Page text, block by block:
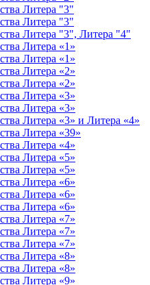
Литера "3"
Литера "3"
Литера "3", Литера "4"
Литера «1»
Литера «1»
Литера «2»
Литера «2»
Литера «3»
Литера «3»
Литера «3» и Литера «4»
Литера «39»
Литера «4»
Литера «5»
Литера «5»
Литера «6»
Литера «6»
Литера «6»
Литера «7»
Литера «7»
Литера «7»
Литера «8»
Литера «8»
Литера «9»